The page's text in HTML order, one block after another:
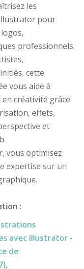
les
pour
professionnels.
cette
vous aide à
créativité grâce
effets,
et
vous optimisez
expertise sur un
:
avec Illustrator -
de
,